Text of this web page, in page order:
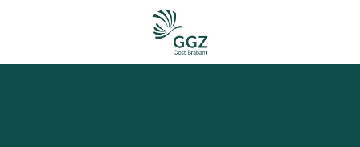
Homepagina